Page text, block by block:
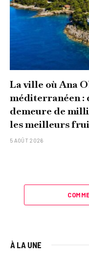
La ville où Ana
méditerranéen :
demeure de
les meilleurs
5 AOÛT 2026
À LA UNE